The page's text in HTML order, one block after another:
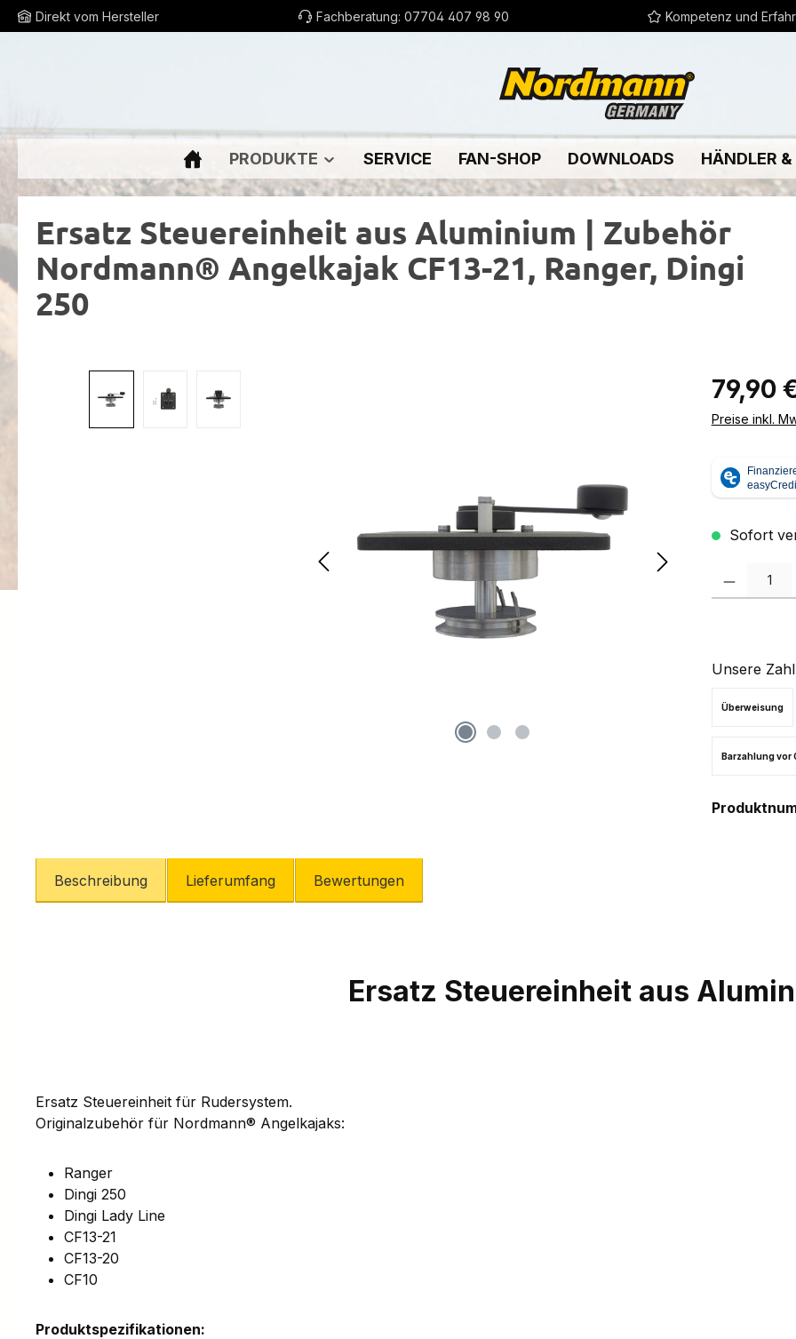
Hauptinhalt springen
Zur Suche springen
Zur Hauptnavigation springen
Direkt vom Hersteller Fachberatung: 07704 407 98 90 Kompetenz und
PRODUKTE SERVICE FAN-SHOP DOWNLOADS HÄNDLER
Ersatz Steuereinheit aus Aluminium | Zubehör
Nordmann® Angelkajak CF13-21, Ranger, Dingi
250
Regulärer
79,90
Preise inkl.
Sofort
Produkt
Unsere
Überweisung
Barzahlung vor
Beschreibung Lieferumfang Bewertungen
Ersatz Steuereinheit aus
Ersatz Steuereinheit für Rudersystem.
Originalzubehör für Nordmann® Angelkajaks:
Ranger
Dingi 250
Dingi Lady Line
CF13-21
CF13-20
CF10
Produktspezifikationen: